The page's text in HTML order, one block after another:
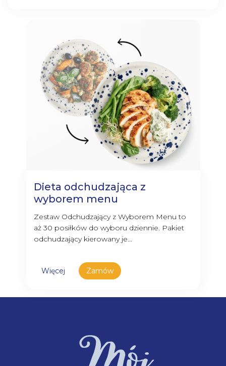
Dieta odchudzająca z
wyborem menu
Zestaw Odchudzający z Wyborem Menu to
aż 30 posiłków do wyboru dziennie. Pakiet
odchudzający kierowany je...
Więcej Zamów